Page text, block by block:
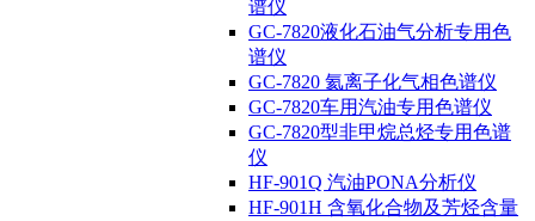
谱仪
GC-7820液化石油气分析专用色
谱仪
GC-7820 氦离子化气相色谱仪
GC-7820车用汽油专用色谱仪
GC-7820型非甲烷总烃专用色谱
仪
HF-901Q 汽油PONA分析仪
HF-901H 含氧化合物及芳烃含量